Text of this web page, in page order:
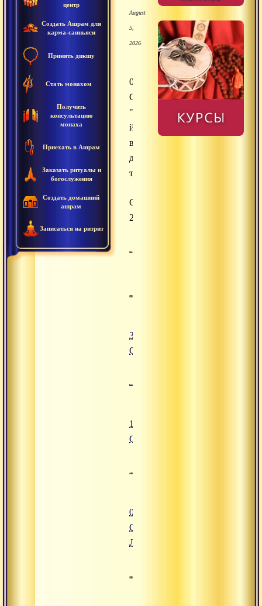
центр
Создать Ашрам для
карма-санньяси
Принять дикшу
Стать монахом
Получить
консультацию
монаха
Приехать в Ашрам
Заказать ритуалы и
богослужения
Создать домашний
ашрам
Записаться на ритрит
August
5,
2026
05.02.2016
Сатсанг
"Лайя-
йога
в
других
традициях"
Сатсанги
2016
31.08.2016
Сатсанг
13.06.2016
Сатсанг
02.08.2016
Сатсанг,
Латвия